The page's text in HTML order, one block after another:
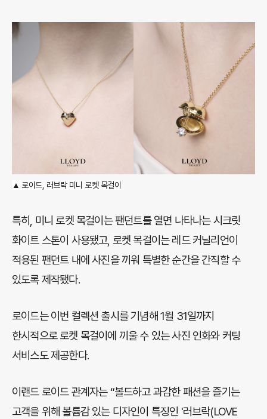
▲ 로이드, 러브락 미니 로켓 목걸이
특히, 미니 로켓 목걸이는 팬던트를 열면 나타나는 시크릿
화이트 스톤이 사용됐고, 로켓 목걸이는 레드 커닐리언이
적용된 팬던트 내에 사진을 끼워 특별한 순간을 간직할 수
있도록 제작됐다.
로이드는 이번 컬렉션 출시를 기념해 1월 31일까지
한시적으로 로켓 목걸이에 끼울 수 있는 사진 인화와 커팅
서비스도 제공한다.
이랜드 로이드 관계자는 “볼드하고 과감한 패션을 즐기는
고객을 위해 볼륨감 있는 디자인이 특징인 '러브락(LOVE